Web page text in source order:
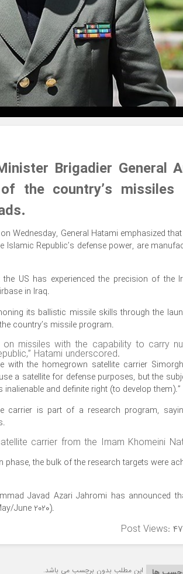
Brigadier General
the country’s missiles
Wednesday, General Hatami emphasized
Republic’s defense power, are
US has experienced the precision of the
in Iraq.
its ballistic missile skills through the
country’s missile program.
missiles with the capability to carry
Hatami underscored.
with the homegrown satellite carrier
a satellite for defense purposes, but the
and definite right (to develop them).”
carrier is part of a research program,
carrier from the Imam Khomeini
the bulk of the research targets were
Javad Azari Jahromi has announced
June 2020).
Post Views:
این مطلب بدون برچسب می باشد.